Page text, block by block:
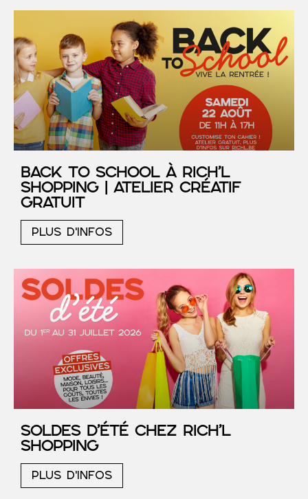
Back to School à RICH’L
Shopping | Atelier créatif
gratuit
PLUS D'INFOS
SOLDES D’ÉTÉ chez RICH’L
Shopping
PLUS D'INFOS